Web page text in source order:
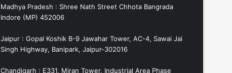
Madhya Pradesh : Shree Nath Street Chhota Bangrada
Indore (MP) 452006
Jaipur : Gopal Koshik B-9 Jawahar Tower, AC-4, Sawai Jai
Singh Highway, Banipark, Jaipur-302016
Chandigarh : E331, Miran Tower, Industrial Area Phase